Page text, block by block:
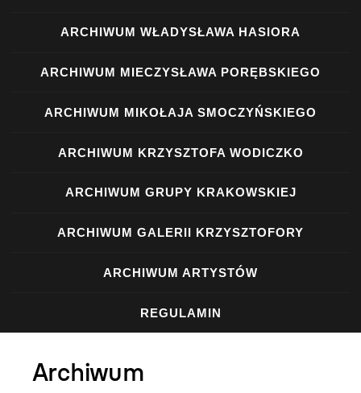
ARCHIWUM WŁADYSŁAWA HASIORA
ARCHIWUM MIECZYSŁAWA PORĘBSKIEGO
ARCHIWUM MIKOŁAJA SMOCZYŃSKIEGO
ARCHIWUM KRZYSZTOFA WODICZKO
ARCHIWUM GRUPY KRAKOWSKIEJ
ARCHIWUM GALERII KRZYSZTOFORY
ARCHIWUM ARTYSTÓW
REGULAMIN
Archiwum